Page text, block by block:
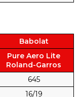
Babolat
Pure Aero Lite
Roland-Garros
645
16/19